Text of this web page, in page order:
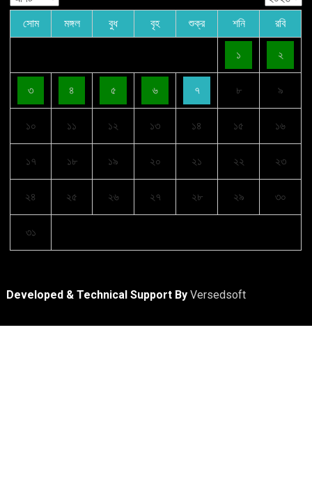
সোম মঙ্গল বুধ বৃহ শুক্র শনি রবি
১ ২
৩ ৪ ৫ ৬ ৭ ৮ ৯
১০ ১১ ১২ ১৩ ১৪ ১৫ ১৬
১৭ ১৮ ১৯ ২০ ২১ ২২ ২৩
২৪ ২৫ ২৬ ২৭ ২৮ ২৯ ৩০
৩১
Developed & Technical Support ByVersedsoft